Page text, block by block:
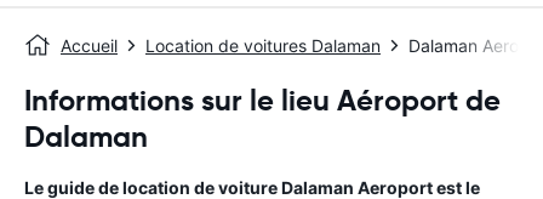
Accueil Location de voitures Dalaman Dalaman
Informations sur le lieu Aéroport de
Dalaman
Le guide de location de voitureDalaman Aeroportest le